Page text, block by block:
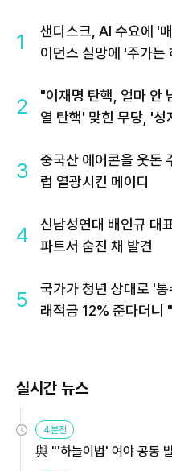
1
샌디스크, AI 수요에 '
이던스 실망에 '주가는
2
"이재명 탄핵, 얼마 안
열 탄핵' 맞힌 무당, '성
3
중국산 에어콘을 웃돈
럽 열광시킨 메이디
4
신남성연대 배인규 대
파트서 숨진 채 발견
5
국가가 청년 상대로 '통
래적금 12% 준다더니
실시간 뉴스
4분전
與 "'하늘이법' 여야 공동